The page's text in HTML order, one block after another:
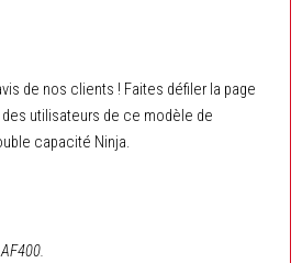
de nos clients ! Faites défiler la page
utilisateurs de ce modèle de
capacité Ninja.